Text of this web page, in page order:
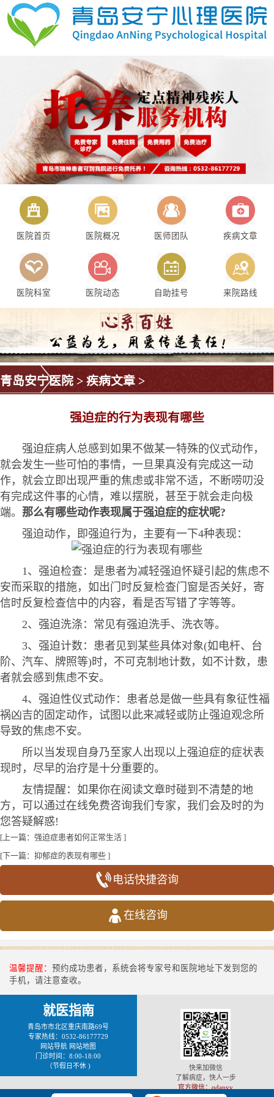
医院首页 医院概况 医师团队 疾病文章
医院科室 医院动态 自助挂号 来院路线
青岛安宁医院 > 疾病文章 >
强迫症的行为表现有哪些
强迫症病人总感到如果不做某一特殊的仪式动作，
就会发生一些可怕的事情，一旦果真没有完成这一动
作，就会立即出现严重的焦虑或非常不适，不断唠叨没
有完成这件事的心情，难以摆脱，甚至于就会走向极
端。 那么有哪些动作表现属于强迫症的症状呢?
强迫动作，即强迫行为，主要有一下4种表现：
1、强迫检查：是患者为减轻强迫怀疑引起的焦虑不
安而采取的措施，如出门时反复检查门窗是否关好，寄
信时反复检查信中的内容，看是否写错了字等等。
2、强迫洗涤：常见有强迫洗手、洗衣等。
3、强迫计数：患者见到某些具体对象(如电杆、台
阶、汽车、牌照等)时，不可克制地计数，如不计数，患
者就会感到焦虑不安。
4、强迫性仪式动作：患者总是做一些具有象征性福
祸凶吉的固定动作，试图以此来减轻或防止强迫观念所
导致的焦虑不安。
所以当发现自身乃至家人出现以上强迫症的症状表
现时，尽早的治疗是十分重要的。
友情提醒：如果你在阅读文章时碰到不清楚的地
方，可以通过在线免费咨询我们专家，我们会及时的为
您答疑解惑!
[上一篇： 强迫症患者如何正常生活 ]
[下一篇： 抑郁症的表现有哪些 ]
电话快捷咨询
在线咨询
温馨提醒： 预约成功患者，系统会将专家号和医院地址下发到您的
手机，请注意查收。
就医指南
青岛市市北区重庆南路69号
专家热线：0532-86177729
网站导航 网站地图
门诊时间：8:00-18:00
（节假日不休 )
快来加微信
了解病症，快人一步
官方微信：qdanyy